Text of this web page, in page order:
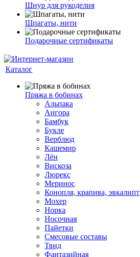
Шнур для рукоделия
Шпагаты, нити
Подарочные сертификаты
Каталог
Пряжа в бобинах
Альпака
Ангора
Бамбук
Букле
Верблюд
Кашемир
Лён
Вискоза
Люрекс
Меринос
Конопля, крапива, эвкалипт
Мохер
Норка
Носочная
Пайетки
Смесовые составы
Твид
Фантазийная